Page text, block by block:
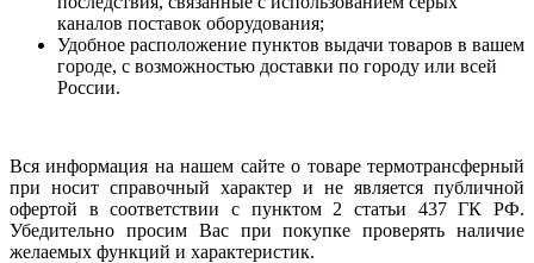
каналов поставок оборудования;
Удобное расположение пунктов выдачи товаров в вашем
городе, с возможностью доставки по городу или всей
России.
Вся информация на нашем сайте о товаре термотрансферный
при носит справочный характер и не является публичной
офертой в соответствии с пунктом 2 статьи 437 ГК РФ.
Убедительно просим Вас при покупке проверять наличие
желаемых функций и характеристик.